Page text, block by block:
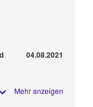
04.08.2021
Mehr anzeigen